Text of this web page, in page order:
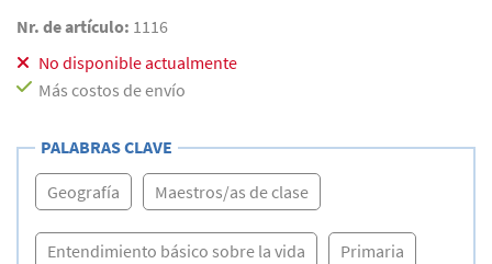
Nr. de artículo: 1116
No disponible actualmente
Más costos de envío
PALABRAS CLAVE
Geografía Maestros/as de clase
Entendimiento básico sobre la vida Primaria